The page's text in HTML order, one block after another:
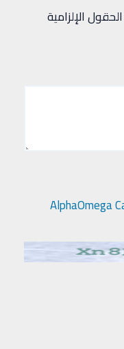
الحقول الإلزامية
AlphaOmega